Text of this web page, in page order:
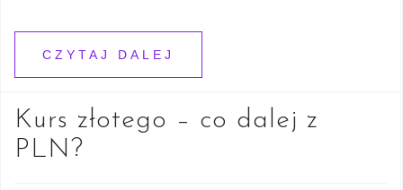
CZYTAJ DALEJ
Kurs złotego – co dalej z
PLN?